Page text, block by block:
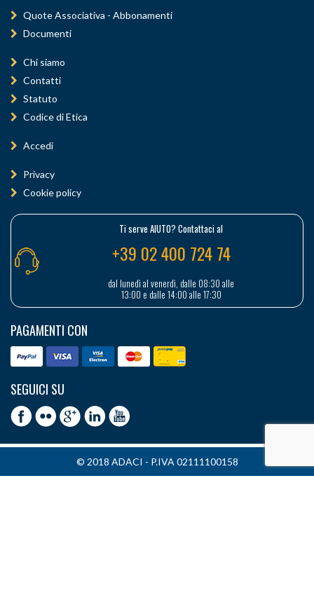
Quote Associativa - Abbonamenti
Documenti
Chi siamo
Contatti
Statuto
Codice di Etica
Accedi
Privacy
Cookie policy
Ti serve AIUTO? Contattaci al
+39 02 400 724 74
dal lunedì al venerdì, dalle 08:30 alle
13:00 e dalle 14:00 alle 17:30
PAGAMENTI CON
SEGUICI SU
© 2018 ADACI - P.IVA 02111100158